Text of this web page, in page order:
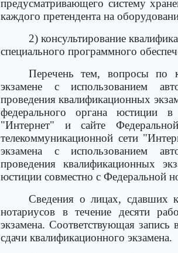
предусматривающего систему
каждого претендента на
2) консультирование
специального программного
Перечень тем, вопросы по
экзамене с использованием
проведения квалификационных
федерального органа юстиции в
"Интернет" и сайте
телекоммуникационной сети
экзамена с использованием
проведения квалификационных
юстиции совместно с Федеральной
Сведения о лицах, сдавших
нотариусов в течение десяти
экзамена. Соответствующая запись
сдачи квалификационного экзамена.